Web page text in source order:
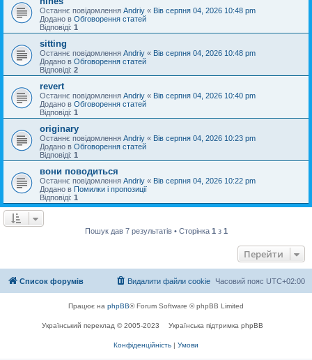
Останнє повідомлення Andriy « Вів серпня 04, 2026 10:48 pm
Додано в Обговорення статей
Відповіді: 1
sitting
Останнє повідомлення Andriy « Вів серпня 04, 2026 10:48 pm
Додано в Обговорення статей
Відповіді: 2
revert
Останнє повідомлення Andriy « Вів серпня 04, 2026 10:40 pm
Додано в Обговорення статей
Відповіді: 1
originary
Останнє повідомлення Andriy « Вів серпня 04, 2026 10:23 pm
Додано в Обговорення статей
Відповіді: 1
вони поводиться
Останнє повідомлення Andriy « Вів серпня 04, 2026 10:22 pm
Додано в Помилки і пропозиції
Відповіді: 1
Пошук дав 7 результатів • Сторінка 1 з 1
Перейти
Список форумів Часовий пояс UTC+02:00
Видалити файли cookie
Працює на phpBB® Forum Software © phpBB Limited
Український переклад © 2005-2023 Українська підтримка phpBB
Конфіденційність | Умови